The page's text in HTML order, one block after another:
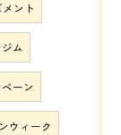
ント
ム
ーン
ウィーク